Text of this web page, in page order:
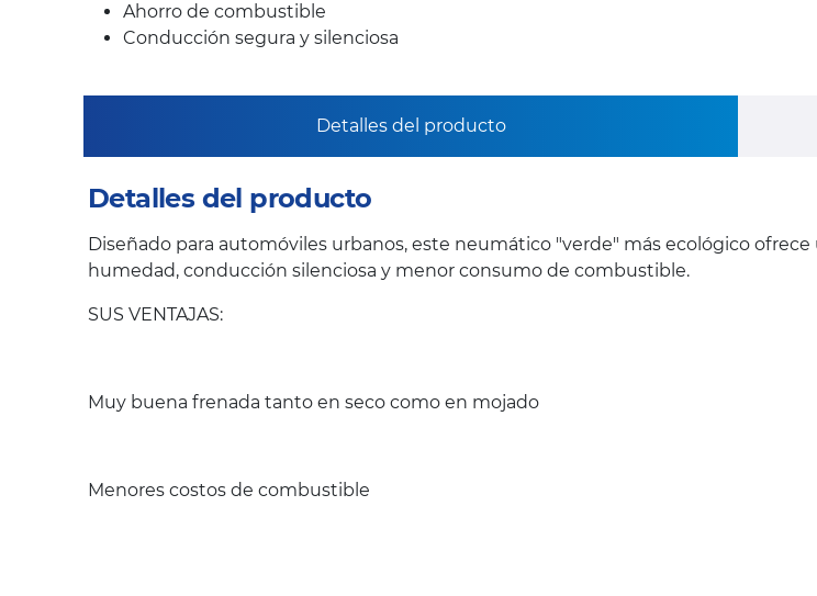
Ahorro de combustible
Conducción segura y silenciosa
Detalles del producto
Detalles del producto
Diseñado para automóviles urbanos, este neumático "verde" más ecológico
humedad, conducción silenciosa y menor consumo de combustible.
SUS VENTAJAS:
Muy buena frenada tanto en seco como en mojado
Menores costos de combustible